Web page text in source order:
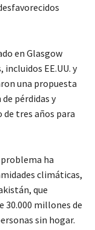
en Glasgow
EE.UU. y
una propuesta
pérdidas y
de tres años para
ha
climáticas,
que
30.000 millones de
sin hogar.